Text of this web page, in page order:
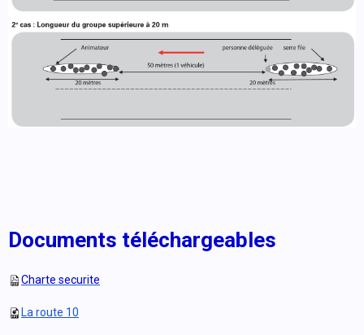
Documents téléchargeables
Charte securite
La route 10